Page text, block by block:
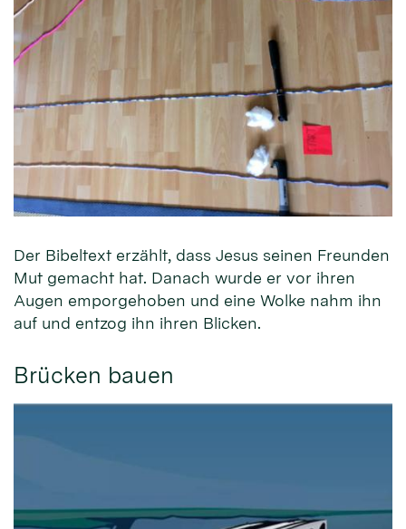
Der Bibeltext erzählt, dass Jesus seinen Freunden
Mut gemacht hat. Danach wurde er vor ihren
Augen emporgehoben und eine Wolke nahm ihn
auf und entzog ihn ihren Blicken.
Brücken bauen